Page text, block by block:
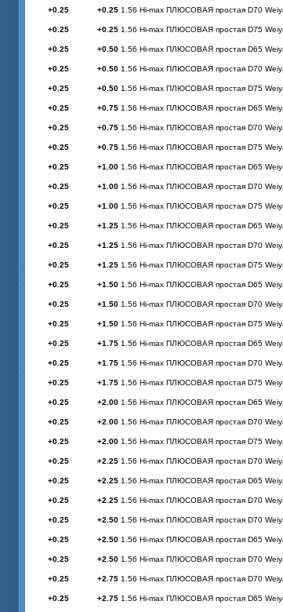
+0.25 +0.25 1.56 Hi-max ПЛЮСОВАЯ простая D70
+0.25 +0.25 1.56 Hi-max ПЛЮСОВАЯ простая D75
+0.25 +0.50 1.56 Hi-max ПЛЮСОВАЯ простая D65
+0.25 +0.50 1.56 Hi-max ПЛЮСОВАЯ простая D70
+0.25 +0.50 1.56 Hi-max ПЛЮСОВАЯ простая D75
+0.25 +0.75 1.56 Hi-max ПЛЮСОВАЯ простая D65
+0.25 +0.75 1.56 Hi-max ПЛЮСОВАЯ простая D70
+0.25 +0.75 1.56 Hi-max ПЛЮСОВАЯ простая D75
+0.25 +1.00 1.56 Hi-max ПЛЮСОВАЯ простая D65
+0.25 +1.00 1.56 Hi-max ПЛЮСОВАЯ простая D70
+0.25 +1.00 1.56 Hi-max ПЛЮСОВАЯ простая D75
+0.25 +1.25 1.56 Hi-max ПЛЮСОВАЯ простая D65
+0.25 +1.25 1.56 Hi-max ПЛЮСОВАЯ простая D70
+0.25 +1.25 1.56 Hi-max ПЛЮСОВАЯ простая D75
+0.25 +1.50 1.56 Hi-max ПЛЮСОВАЯ простая D65
+0.25 +1.50 1.56 Hi-max ПЛЮСОВАЯ простая D70
+0.25 +1.50 1.56 Hi-max ПЛЮСОВАЯ простая D75
+0.25 +1.75 1.56 Hi-max ПЛЮСОВАЯ простая D65
+0.25 +1.75 1.56 Hi-max ПЛЮСОВАЯ простая D70
+0.25 +1.75 1.56 Hi-max ПЛЮСОВАЯ простая D75
+0.25 +2.00 1.56 Hi-max ПЛЮСОВАЯ простая D65
+0.25 +2.00 1.56 Hi-max ПЛЮСОВАЯ простая D70
+0.25 +2.00 1.56 Hi-max ПЛЮСОВАЯ простая D75
+0.25 +2.25 1.56 Hi-max ПЛЮСОВАЯ простая D70
+0.25 +2.25 1.56 Hi-max ПЛЮСОВАЯ простая D65
+0.25 +2.25 1.56 Hi-max ПЛЮСОВАЯ простая D70
+0.25 +2.50 1.56 Hi-max ПЛЮСОВАЯ простая D70
+0.25 +2.50 1.56 Hi-max ПЛЮСОВАЯ простая D65
+0.25 +2.50 1.56 Hi-max ПЛЮСОВАЯ простая D70
+0.25 +2.75 1.56 Hi-max ПЛЮСОВАЯ простая D70
+0.25 +2.75 1.56 Hi-max ПЛЮСОВАЯ простая D65